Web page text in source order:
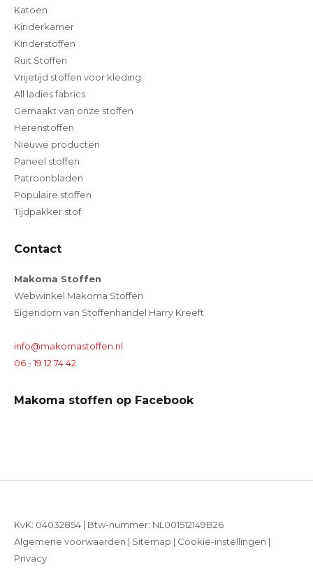
Katoen
Kinderkamer
Kinderstoffen
Ruit Stoffen
Vrijetijd stoffen voor kleding
All ladies fabrics
Gemaakt van onze stoffen
Herenstoffen
Nieuwe producten
Paneel stoffen
Patroonbladen
Populaire stoffen
Tijdpakker stof
Contact
Makoma Stoffen
Webwinkel Makoma Stoffen
Eigendom van Stoffenhandel Harry Kreeft
info@makomastoffen.nl
06 - 19 12 74 42
Makoma stoffen op Facebook
KvK: 04032854 | Btw-nummer: NL001512149B26
Algemene voorwaarden | Sitemap | Cookie-instellingen |
Privacy